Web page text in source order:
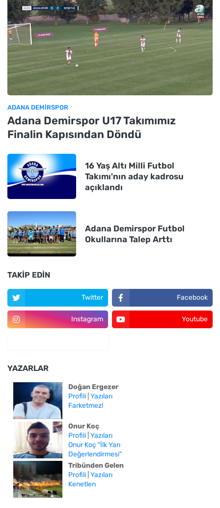
ADANA DEMIRSPOR
Adana Demirspor U17 Takımımız
Finalin Kapısından Döndü
16 Yaş Altı Milli Futbol
Takımı'nın aday kadrosu
açıklandı
Adana Demirspor Futbol
Okullarına Talep Arttı
TAKIP EDIN
Twitter Facebook
Instagram Youtube
YAZARLAR
Doğan Ergezer
Profili Yazıları
Farketmez!
Onur Koç
Profili Yazıları
Onur Koç "İlk Yarı
Değerlendirmesi"
Tribünden Gelen
Profili Yazıları
Kenetlen